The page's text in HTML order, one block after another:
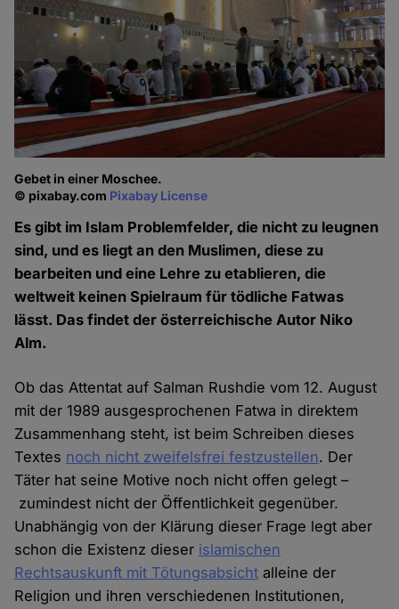
Gebet in einer Moschee.
© pixabay.com Pixabay License
Es gibt im Islam Problemfelder, die nicht zu leugnen
sind, und es liegt an den Muslimen, diese zu
bearbeiten und eine Lehre zu etablieren, die
weltweit keinen Spielraum für tödliche Fatwas
lässt. Das findet der österreichische Autor Niko
Alm.
Ob das Attentat auf Salman Rushdie vom 12. August
mit der 1989 ausgesprochenen Fatwa in direktem
Zusammenhang steht, ist beim Schreiben dieses
Textes noch nicht zweifelsfrei festzustellen. Der
Täter hat seine Motive noch nicht offen gelegt –
zumindest nicht der Öffentlichkeit gegenüber.
Unabhängig von der Klärung dieser Frage legt aber
schon die Existenz dieser islamischen
Rechtsauskunft mit Tötungsabsicht alleine der
Religion und ihren verschiedenen Institutionen,